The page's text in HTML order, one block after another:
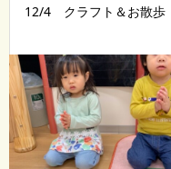
12/4 クラフト＆お散歩